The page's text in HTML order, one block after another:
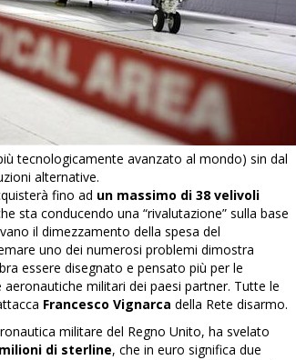
tecnologicamente avanzato al mondo) sin dal
alternative.
fino ad un massimo di 38 velivoli
sta conducendo una “rivalutazione” sulla base
il dimezzamento della spesa del
uno dei numerosi problemi dimostra
essere disegnato e pensato più per le
aeronautiche militari dei paesi partner. Tutte le
Francesco Vignarca della Rete disarmo.
militare del Regno Unito, ha svelato
di sterline, che in euro significa due